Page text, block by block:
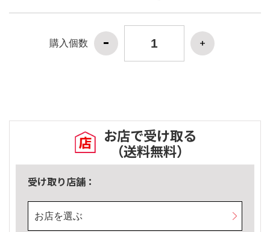
購入個数
お店で受け取る
（送料無料）
受け取り店舗：
お店を選ぶ